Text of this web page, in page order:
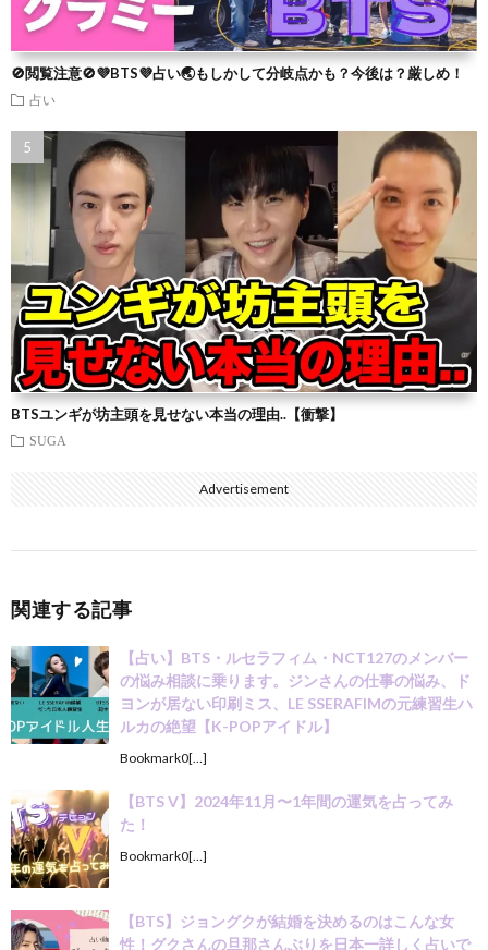
🚫閲覧注意🚫💜BTS💜占い🌏もしかして分岐点かも？今後は？厳しめ！
占い
BTSユンギが坊主頭を見せない本当の理由..【衝撃】
SUGA
Advertisement
関連する記事
【占い】BTS・ルセラフィム・NCT127のメンバー
の悩み相談に乗ります。ジンさんの仕事の悩み、ド
ヨンが居ない印刷ミス、LE SSERAFIMの元練習生ハ
ルカの絶望【K-POPアイドル】
Bookmark0[…]
【BTS V】2024年11月〜1年間の運気を占ってみ
た！
Bookmark0[…]
【BTS】ジョングクが結婚を決めるのはこんな女
性！グクさんの旦那さんぶりを日本一詳しく占いで